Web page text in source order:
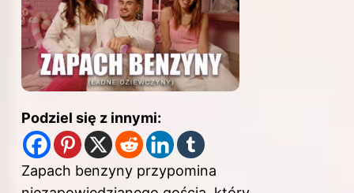
Podziel się z innymi:
Zapach benzyny przypomina